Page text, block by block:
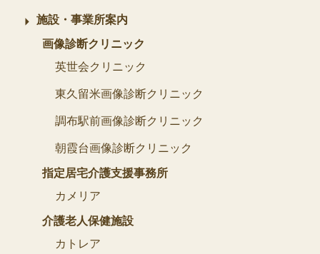
施設・事業所案内
画像診断クリニック
英世会クリニック
東久留米画像診断クリニック
調布駅前画像診断クリニック
朝霞台画像診断クリニック
指定居宅介護支援事務所
カメリア
介護老人保健施設
カトレア